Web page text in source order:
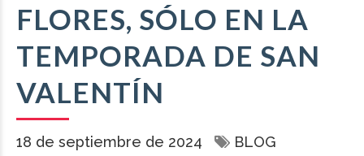
FLORES, SÓLO EN LA
TEMPORADA DE SAN
VALENTÍN
18 de septiembre de 2024 BLOG